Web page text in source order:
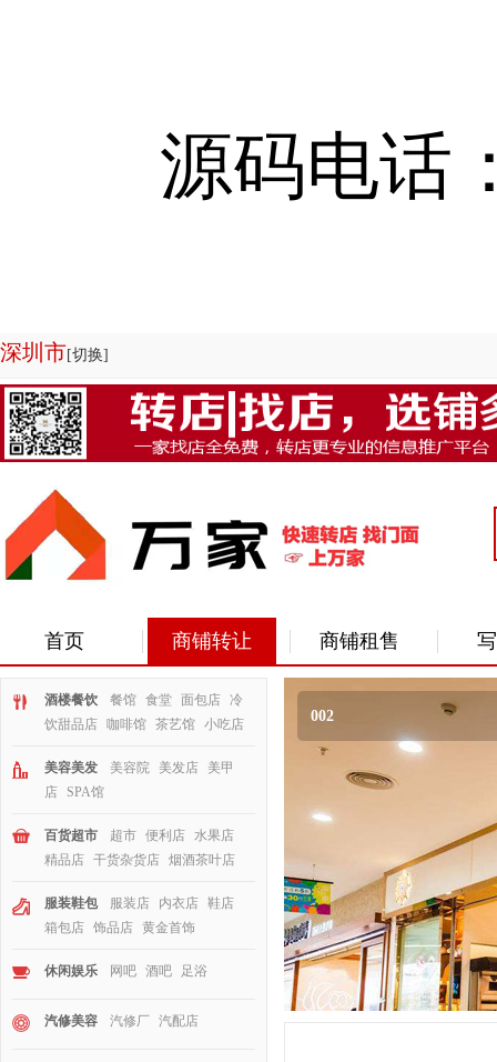
源码电话
深圳市[切换]
欢迎来到店铺转让系统-商铺管理系统|商铺出租系统源码专业为您服务，
首页 商铺转让 商铺租售
酒楼餐饮 餐馆 食堂 面包店 冷
饮甜品店 咖啡馆 茶艺馆 小吃店
美容美发 美容院 美发店
美甲
店
SPA馆
百货超市 超市 便利店 水果店
精品店 干货杂货店 烟酒茶叶店
服装鞋包 服装店 内衣店 鞋店
箱包店 饰品店 黄金首饰
休闲娱乐 网吧 酒吧 足浴
汽修美容 汽修厂 汽配店
002